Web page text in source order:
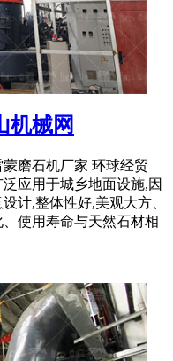
机械网
磨石机厂家 环球经贸
应用于城乡地面设施,因
计,整体性好,美观大方、
使用寿命与天然石材相